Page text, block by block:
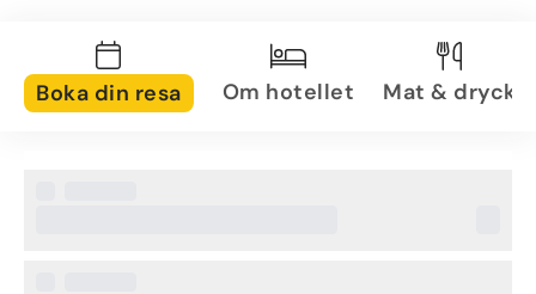
Boka din resa Om hotellet Mat & dryck